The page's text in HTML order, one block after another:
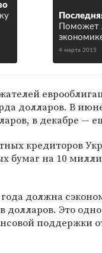
Поможет
4 марта 2015
долларов. В
в декабре —
кредиторов
бумаг на 10
должна
Это
поддержки